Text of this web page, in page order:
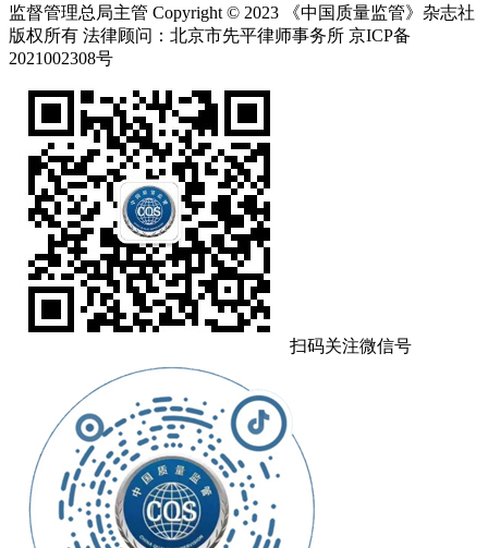
监督管理总局主管 Copyright © 2023 《中国质量监管》杂志社
版权所有 法律顾问：北京市先平律师事务所 京ICP备
2021002308号
扫码关注微信号